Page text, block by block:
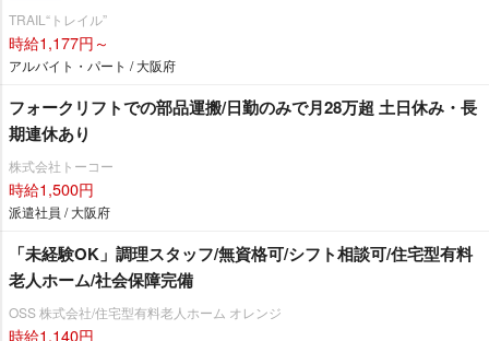
TRAIL“トレイル”
時給1,177円～
アルバイト・パート / 大阪府
フォークリフトでの部品運搬/日勤のみで月28万超 土日休み・長
期連休あり
株式会社トーコー
時給1,500円
派遣社員 / 大阪府
「未経験OK」調理スタッフ/無資格可/シフト相談可/住宅型有料
老人ホーム/社会保障完備
OSS 株式会社/住宅型有料老人ホーム オレンジ
時給1,140円